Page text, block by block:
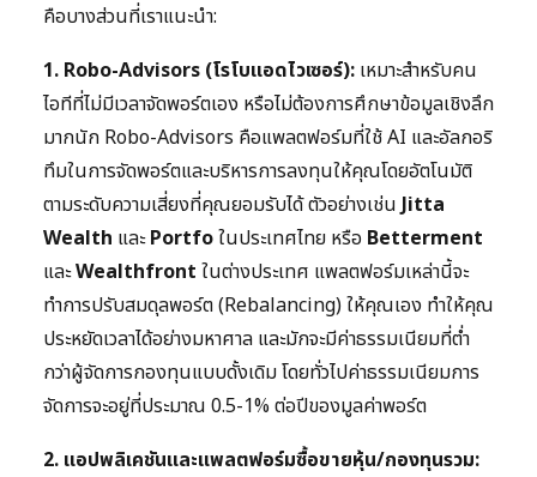
คือบางส่วนที่เราแนะนำ:
1. Robo-Advisors (โรโบแอดไวเซอร์): เหมาะสำหรับคน
ไอทีที่ไม่มีเวลาจัดพอร์ตเอง หรือไม่ต้องการศึกษาข้อมูลเชิงลึก
มากนัก Robo-Advisors คือแพลตฟอร์มที่ใช้ AI และอัลกอริ
ทึมในการจัดพอร์ตและบริหารการลงทุนให้คุณโดยอัตโนมัติ
ตามระดับความเสี่ยงที่คุณยอมรับได้ ตัวอย่างเช่นJitta
Wealth และPortfoในประเทศไทย หรือ Betterment
และWealthfront ในต่างประเทศ แพลตฟอร์มเหล่านี้จะ
ทำการปรับสมดุลพอร์ต (Rebalancing) ให้คุณเอง ทำให้คุณ
ประหยัดเวลาได้อย่างมหาศาล และมักจะมีค่าธรรมเนียมที่ต่ำ
กว่าผู้จัดการกองทุนแบบดั้งเดิม โดยทั่วไปค่าธรรมเนียมการ
จัดการจะอยู่ที่ประมาณ 0.5-1% ต่อปีของมูลค่าพอร์ต
2. แอปพลิเคชันและแพลตฟอร์มซื้อขายหุ้น/กองทุนรวม: